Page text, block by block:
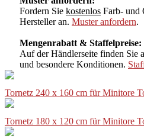
Fordern Sie kostenlos Farb- und
Hersteller an. Muster anfordern.
Mengenrabatt & Staffelpreise:
Auf der Händlerseite finden Sie
und besondere Konditionen.
Tornetz 240 x 160 cm für Minitore
Tornetz 180 x 120 cm für Minitore